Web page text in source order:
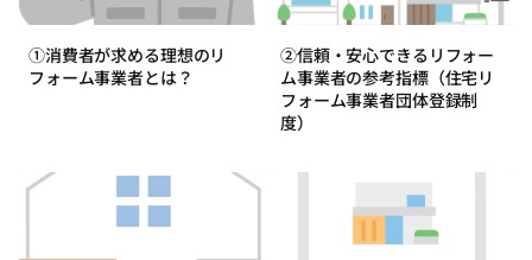
①消費者が求める理想のリ
フォーム事業者とは？
②信頼・安心できるリフォー
ム事業者の参考指標（住宅リ
フォーム事業者団体登録制
度）